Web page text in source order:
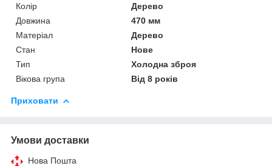
Колір
Дерево
Довжина
470 мм
Матеріал
Дерево
Стан
Нове
Тип
Холодна зброя
Вікова група
Від 8 років
Приховати
Умови доставки
Нова Пошта